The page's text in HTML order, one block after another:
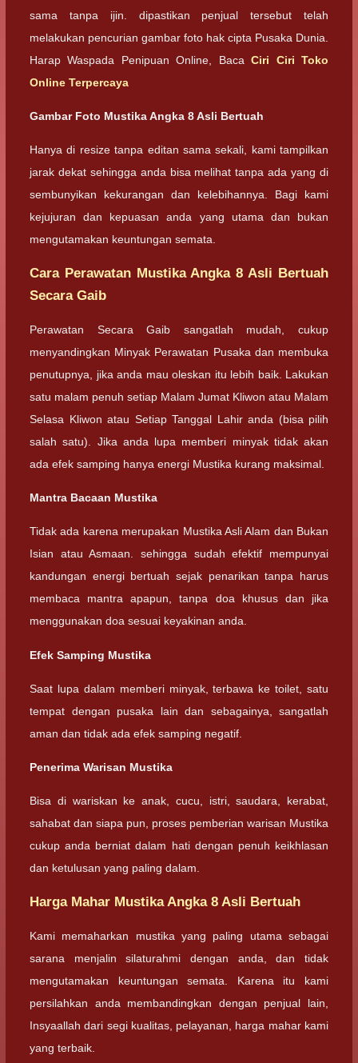
sama tanpa ijin. dipastikan penjual tersebut telah
melakukan pencurian gambar foto hak cipta Pusaka Dunia.
Harap Waspada Penipuan Online, BacaCiri Ciri Toko
Online Terpercaya
Gambar Foto Mustika Angka 8 Asli Bertuah
Hanya di resize tanpa editan sama sekali, kami tampilkan
jarak dekat sehingga anda bisa melihat tanpa ada yang di
sembunyikan kekurangan dan kelebihannya. Bagi kami
kejujuran dan kepuasan anda yang utama dan bukan
mengutamakan keuntungan semata.
Cara Perawatan Mustika Angka 8 Asli Bertuah
Secara Gaib
Perawatan Secara Gaib sangatlah mudah, cukup
menyandingkan Minyak Perawatan Pusaka dan membuka
penutupnya, jika anda mau oleskan itu lebih baik. Lakukan
satu malam penuh setiap Malam Jumat Kliwon atau Malam
Selasa Kliwon atau Setiap Tanggal Lahir anda (bisa pilih
salah satu). Jika anda lupa memberi minyak tidak akan
ada efek samping hanya energi Mustika kurang maksimal.
Mantra Bacaan Mustika
Tidak ada karena merupakan Mustika Asli Alam dan Bukan
Isian atau Asmaan. sehingga sudah efektif mempunyai
kandungan energi bertuah sejak penarikan tanpa harus
membaca mantra apapun, tanpa doa khusus dan jika
menggunakan doa sesuai keyakinan anda.
Efek Samping Mustika
Saat lupa dalam memberi minyak, terbawa ke toilet, satu
tempat dengan pusaka lain dan sebagainya, sangatlah
aman dan tidak ada efek samping negatif.
Penerima Warisan Mustika
Bisa di wariskan ke anak, cucu, istri, saudara, kerabat,
sahabat dan siapa pun, proses pemberian warisan Mustika
cukup anda berniat dalam hati dengan penuh keikhlasan
dan ketulusan yang paling dalam.
Harga Mahar Mustika Angka 8 Asli Bertuah
Kami memaharkan mustika yang paling utama sebagai
sarana menjalin silaturahmi dengan anda, dan tidak
mengutamakan keuntungan semata. Karena itu kami
persilahkan anda membandingkan dengan penjual lain,
Insyaallah dari segi kualitas, pelayanan, harga mahar kami
yang terbaik.